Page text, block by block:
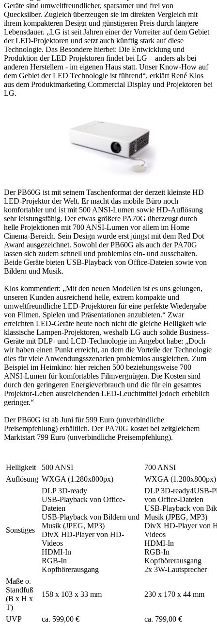
Geräte sind umweltfreundlicher, sparsamer und frei von
Quecksilber. Zugleich überzeugen sie im direkten Vergleich mit
ihrem kompakteren Design und günstigeren Preis durch längere
Lebensdauer. „LG ist seit Jahren einer der Vorreiter auf dem Gebiet
der LED-Projektoren und setzt auch künftig stark auf diese
Technologie. Das Besondere hierbei: Die Entwicklung und
Produktion der LED Projektoren findet bei LG – anders als bei
anderen Herstellern - im eigenen Haus statt. Unser Know-How auf
dem Gebiet der LED Technologie ist führend“, erklärt René Klos
aus dem Produktmarketing Commercial Display und Projektoren bei
LG.
Der PB60G ist mit seinem Taschenformat der derzeit kleinste HD
LED-Projektor der Welt. Er macht das mobile Büro noch
komfortabler und ist mit 500 ANSI-Lumen sowie HD-Auflösung
sehr leistungsfähig. Der etwas größere PA70G überzeugt durch
helle Projektionen mit 700 ANSI-Lumen vor allem im Home
Cinema-Bereich. Sein Design wurde erst jüngst mit dem Red Dot
Award ausgezeichnet. Sowohl der PB60G als auch der PA70G
lassen sich zudem schnell und problemlos ein- und ausschalten.
Beide Geräte bieten USB-Playback von Office-Dateien sowie von
Bildern und Musik.
Klos kommentiert: „Mit den neuen Modellen ist es uns gelungen,
unseren Kunden ausreichend helle, extrem kompakte und
umweltfreundliche LED-Projektoren für eine perfekte Wiedergabe
von Filmen, Spielen und Präsentationen anzubieten.“ Zwar
erreichten LED-Geräte heute noch nicht die gleiche Helligkeit wie
klassische Lampen-Projektoren, weshalb LG auch solide Business-
Geräte mit DLP- und LCD-Technologie im Angebot habe: „Doch
wir haben einen Punkt erreicht, an dem die Vorteile der Technologie
dies für viele Anwendungsszenarien problemlos ausgleichen. Zum
Beispiel im Heimkino: hier reichen 500 beziehungsweise 700
ANSI-Lumen für komfortables Filmvergnügen. Die Kosten sind
durch den geringeren Energieverbrauch und die für ein gesamtes
Projektor-Leben ausreichenden LED-Leuchtmittel jedoch erheblich
geringer.“
Der PB60G ist ab Juni für 599 Euro (unverbindliche
Preisempfehlung) erhältlich. Der PA70G kostet bei zeitgleichem
Marktstart 799 Euro (unverbindliche Preisempfehlung).
Helligkeit
500 ANSI
700 ANSI
Auflösung WXGA (1.280x800px) WXGA (1.280x800px)
Sonstiges
DLP 3D-ready
USB-Playback von Office-
Dateien
USB-Playback von Bildern und
Musik (JPEG, MP3)
DivX HD-Player von HD-
Videos
HDMI-In
RGB-In
Kopfhörerausgang
DLP 3D-ready4USB-
von Office-Dateien
USB-Playback von
Musik (JPEG, MP3)
DivX HD-Player von
Videos
HDMI-In
RGB-In
Kopfhörerausgang
2x 3W-Lautsprecher
Maße o.
Standfuß
(B x H x
T)
158 x 103 x 33 mm 230 x 170 x 44 mm
UVP ca. 599,00 € ca. 799,00 €